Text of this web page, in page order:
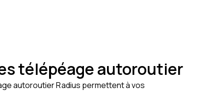
télépéage autoroutier
autoroutier Radius permettent à vos